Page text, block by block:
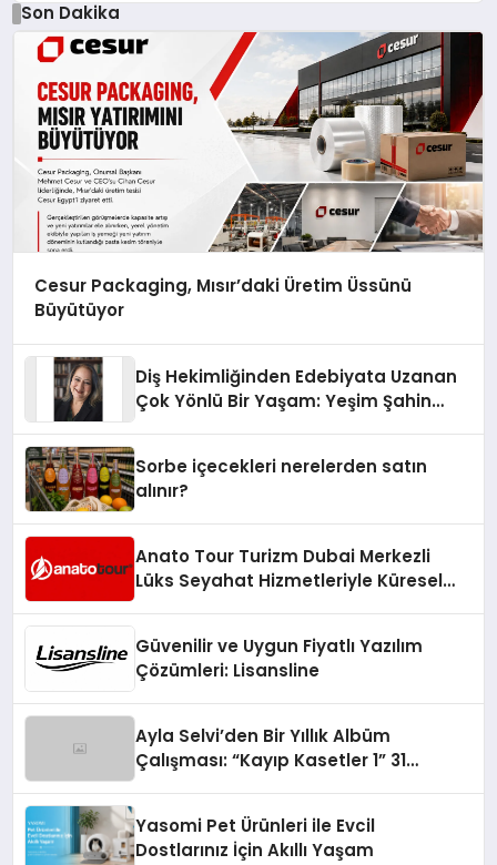
Son Dakika
Cesur Packaging, Mısır’daki Üretim Üssünü
Büyütüyor
Diş Hekimliğinden Edebiyata Uzanan
Çok Yönlü Bir Yaşam: Yeşim Şahin
Sorbe içecekleri nerelerden satın
alınır?
Anato Tour Turizm Dubai Merkezli
Lüks Seyahat Hizmetleriyle Küresel
Güvenilir ve Uygun Fiyatlı Yazılım
Çözümleri: Lisansline
Ayla Selvi’den Bir Yıllık Albüm
Çalışması: “Kayıp Kasetler 1” 31
Yasomi Pet Ürünleri ile Evcil
Dostlarınız İçin Akıllı Yaşam